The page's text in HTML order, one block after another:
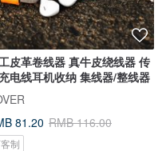
皮革卷线器 真牛皮绕线器 传
电线耳机收纳 集线器/整线器
81.20 RMB 116.00
制